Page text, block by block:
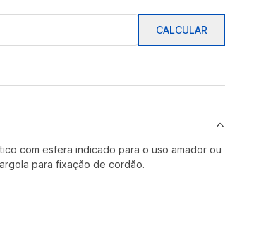
CALCULAR
com esfera indicado para o uso amador ou
para fixação de cordão.